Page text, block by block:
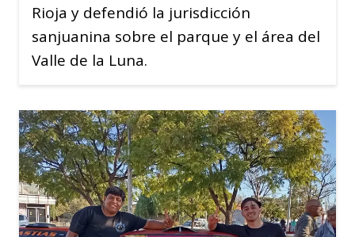
Rioja y defendió la jurisdicción
sanjuanina sobre el parque y el área del
Valle de la Luna.